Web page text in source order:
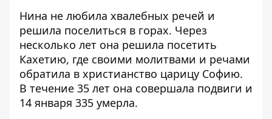
Нина не любила хвалебных речей и
решила поселиться в горах. Через
несколько лет она решила посетить
Кахетию, где своими молитвами и речами
обратила в христианство царицу Софию.
В течение 35 лет она совершала подвиги и
14 января 335 умерла.